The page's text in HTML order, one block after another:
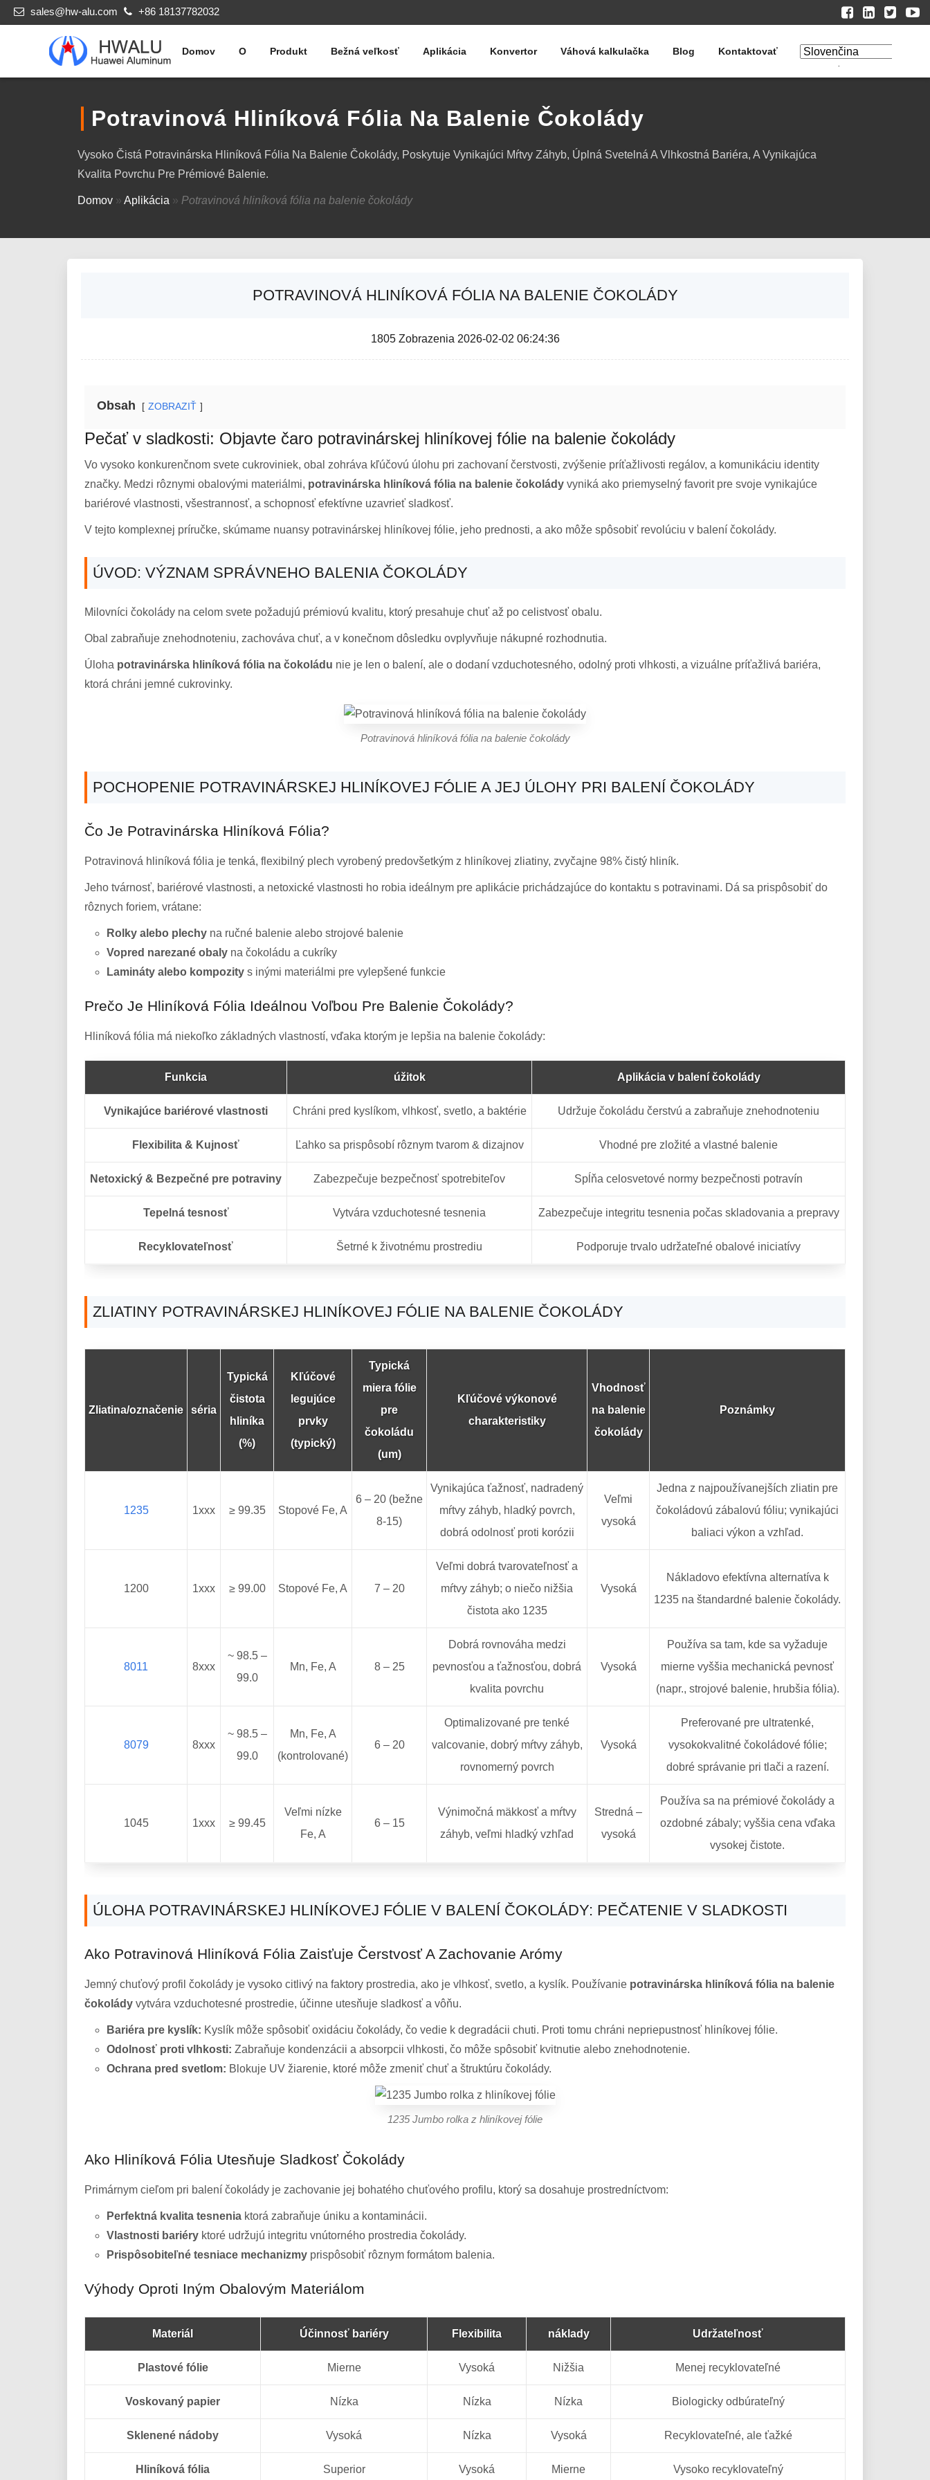
sales@hw-alu.com +86 18137782032
Domov O Produkt Bežná veľkosť Aplikácia Konvertor Váhová kalkulačka Blog Kontaktovať
Potravinová Hliníková Fólia Na Balenie Čokolády
Vysoko Čistá Potravinárska Hliníková Fólia Na Balenie Čokolády, Poskytuje Vynikajúci Mŕtvy Záhyb, Úplná Svetelná A Vlhkostná Bariéra, A Vynikajúca
Kvalita Povrchu Pre Prémiové Balenie.
Domov » Aplikácia » Potravinová hliníková fólia na balenie čokolády
POTRAVINOVÁ HLINÍKOVÁ FÓLIA NA BALENIE ČOKOLÁDY
1805 Zobrazenia 2026-02-02 06:24:36
Obsah ZOBRAZIŤ
Pečať v sladkosti: Objavte čaro potravinárskej hliníkovej fólie na balenie čokolády
Vo vysoko konkurenčnom svete cukroviniek, obal zohráva kľúčovú úlohu pri zachovaní čerstvosti, zvýšenie príťažlivosti regálov, a komunikáciu identity
značky. Medzi rôznymi obalovými materiálmi, potravinárska hliníková fólia na balenie čokolády vyniká ako priemyselný favorit pre svoje vynikajúce
bariérové ​​vlastnosti, všestrannosť, a schopnosť efektívne uzavrieť sladkosť.
V tejto komplexnej príručke, skúmame nuansy potravinárskej hliníkovej fólie, jeho prednosti, a ako môže spôsobiť revolúciu v balení čokolády.
ÚVOD: VÝZNAM SPRÁVNEHO BALENIA ČOKOLÁDY
Milovníci čokolády na celom svete požadujú prémiovú kvalitu, ktorý presahuje chuť až po celistvosť obalu.
Obal zabraňuje znehodnoteniu, zachováva chuť, a v konečnom dôsledku ovplyvňuje nákupné rozhodnutia.
Úloha potravinárska hliníková fólia na čokoládu nie je len o balení, ale o dodaní vzduchotesného, odolný proti vlhkosti, a vizuálne príťažlivá bariéra,
ktorá chráni jemné cukrovinky.
Potravinová hliníková fólia na balenie čokolády
POCHOPENIE POTRAVINÁRSKEJ HLINÍKOVEJ FÓLIE A JEJ ÚLOHY PRI BALENÍ ČOKOLÁDY
Čo Je Potravinárska Hliníková Fólia?
Potravinová hliníková fólia je tenká, flexibilný plech vyrobený predovšetkým z hliníkovej zliatiny, zvyčajne 98% čistý hliník.
Jeho tvárnosť, bariérové ​​vlastnosti, a netoxické vlastnosti ho robia ideálnym pre aplikácie prichádzajúce do kontaktu s potravinami. Dá sa prispôsobiť do
rôznych foriem, vrátane:
Rolky alebo plechy na ručné balenie alebo strojové balenie
Vopred narezané obaly na čokoládu a cukríky
Lamináty alebo kompozity s inými materiálmi pre vylepšené funkcie
Prečo Je Hliníková Fólia Ideálnou Voľbou Pre Balenie Čokolády?
Hliníková fólia má niekoľko základných vlastností, vďaka ktorým je lepšia na balenie čokolády:
Funkcia úžitok Aplikácia v balení čokolády
Vynikajúce bariérové ​​vlastnosti Chráni pred kyslíkom, vlhkosť, svetlo, a baktérie Udržuje čokoládu čerstvú a zabraňuje znehodnoteniu
Flexibilita & Kujnosť Ľahko sa prispôsobí rôznym tvarom & dizajnov Vhodné pre zložité a vlastné balenie
Netoxický & Bezpečné pre potraviny Zabezpečuje bezpečnosť spotrebiteľov Spĺňa celosvetové normy bezpečnosti potravín
Tepelná tesnosť Vytvára vzduchotesné tesnenia Zabezpečuje integritu tesnenia počas skladovania a prepravy
Recyklovateľnosť Šetrné k životnému prostrediu Podporuje trvalo udržateľné obalové iniciatívy
ZLIATINY POTRAVINÁRSKEJ HLINÍKOVEJ FÓLIE NA BALENIE ČOKOLÁDY
Zliatina/označenie séria
Typická
čistota
hliníka
(%)
Kľúčové
legujúce
prvky
(typický)
Typická
miera fólie
pre
čokoládu
(um)
Kľúčové výkonové
charakteristiky
Vhodnosť
na balenie
čokolády
Poznámky
1235 1xxx ≥ 99.35 Stopové Fe, A
6 – 20 (bežne
8-15)
Vynikajúca ťažnosť, nadradený
mŕtvy záhyb, hladký povrch,
dobrá odolnosť proti korózii
Veľmi
vysoká
Jedna z najpoužívanejších zliatin pre
čokoládovú zábalovú fóliu; vynikajúci
baliaci výkon a vzhľad.
1200 1xxx ≥ 99.00 Stopové Fe, A 7 – 20
Veľmi dobrá tvarovateľnosť a
mŕtvy záhyb; o niečo nižšia
čistota ako 1235
Vysoká
Nákladovo efektívna alternatíva k
1235 na štandardné balenie čokolády.
8011 8xxx
~ 98.5 –
99.0
Mn, Fe, A 8 – 25
Dobrá rovnováha medzi
pevnosťou a ťažnosťou, dobrá
kvalita povrchu
Vysoká
Používa sa tam, kde sa vyžaduje
mierne vyššia mechanická pevnosť
(napr., strojové balenie, hrubšia fólia).
8079 8xxx
~ 98.5 –
99.0
Mn, Fe, A
(kontrolované)
6 – 20
Optimalizované pre tenké
valcovanie, dobrý mŕtvy záhyb,
rovnomerný povrch
Vysoká
Preferované pre ultratenké,
vysokokvalitné čokoládové fólie;
dobré správanie pri tlači a razení.
1045 1xxx ≥ 99.45
Veľmi nízke
Fe, A
6 – 15
Výnimočná mäkkosť a mŕtvy
záhyb, veľmi hladký vzhľad
Stredná –
vysoká
Používa sa na prémiové čokolády a
ozdobné zábaly; vyššia cena vďaka
vysokej čistote.
ÚLOHA POTRAVINÁRSKEJ HLINÍKOVEJ FÓLIE V BALENÍ ČOKOLÁDY: PEČATENIE V SLADKOSTI
Ako Potravinová Hliníková Fólia Zaisťuje Čerstvosť A Zachovanie Arómy
Jemný chuťový profil čokolády je vysoko citlivý na faktory prostredia, ako je vlhkosť, svetlo, a kyslík. Používanie potravinárska hliníková fólia na balenie
čokolády vytvára vzduchotesné prostredie, účinne utesňuje sladkosť a vôňu.
Bariéra pre kyslík: Kyslík môže spôsobiť oxidáciu čokolády, čo vedie k degradácii chuti. Proti tomu chráni nepriepustnosť hliníkovej fólie.
Odolnosť proti vlhkosti: Zabraňuje kondenzácii a absorpcii vlhkosti, čo môže spôsobiť kvitnutie alebo znehodnotenie.
Ochrana pred svetlom: Blokuje UV žiarenie, ktoré môže zmeniť chuť a štruktúru čokolády.
1235 Jumbo rolka z hliníkovej fólie
Ako Hliníková Fólia Utesňuje Sladkosť Čokolády
Primárnym cieľom pri balení čokolády je zachovanie jej bohatého chuťového profilu, ktorý sa dosahuje prostredníctvom:
Perfektná kvalita tesnenia ktorá zabraňuje úniku a kontaminácii.
Vlastnosti bariéry ktoré udržujú integritu vnútorného prostredia čokolády.
Prispôsobiteľné tesniace mechanizmy prispôsobiť rôznym formátom balenia.
Výhody Oproti Iným Obalovým Materiálom
Materiál Účinnosť bariéry Flexibilita náklady Udržateľnosť
Plastové fólie Mierne Vysoká Nižšia Menej recyklovateľné
Voskovaný papier Nízka Nízka Nízka Biologicky odbúrateľný
Sklenené nádoby Vysoká Nízka Vysoká Recyklovateľné, ale ťažké
Hliníková fólia Superior Vysoká Mierne Vysoko recyklovateľný